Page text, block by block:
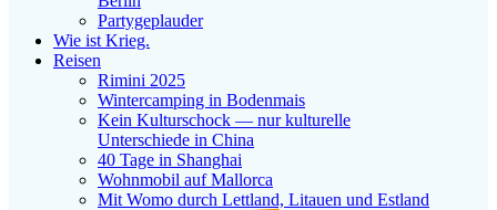
Partygeplauder
Wie ist Krieg.
Reisen
Rimini 2025
Wintercamping in Bodenmais
Kein Kulturschock — nur kulturelle
Unterschiede in China
40 Tage in Shanghai
Wohnmobil auf Mallorca
Mit Womo durch Lettland, Litauen und Estland